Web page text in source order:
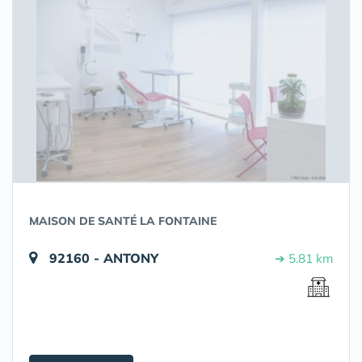
MAISON DE SANTÉ LA FONTAINE
92160 - ANTONY ➔ 5.81 km